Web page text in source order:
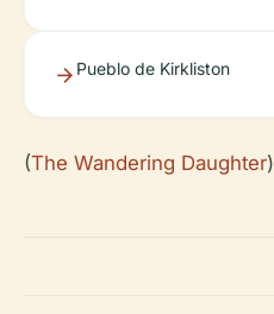
Pueblo de Kirkliston
(The Wandering Daughter)